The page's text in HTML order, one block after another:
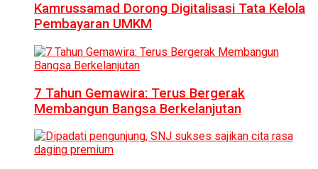
Kamrussamad Dorong Digitalisasi Tata Kelola
Pembayaran UMKM
7 Tahun Gemawira: Terus Bergerak
Membangun Bangsa Berkelanjutan